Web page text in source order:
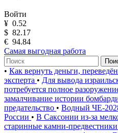
Войти
¥ 0.52
$ 82.17
€ 94.84
Самая выгодная работа
• Как вернуть деньги,
эксперта • Для вывода
потребуется полное
замалчивание истории
предательство • Водный ЧЕ-
России • В Саксонии из-за
старинные камни-предвестники